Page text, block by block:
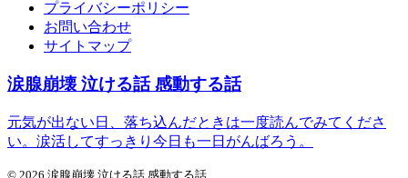
プライバシーポリシー
お問い合わせ
サイトマップ
涙腺崩壊 泣ける話 感動する話
元気が出ない日、落ち込んだときは一度読んでみてくださ
い。涙活してすっきり今日も一日がんばろう。
© 2026 涙腺崩壊 泣ける話 感動する話